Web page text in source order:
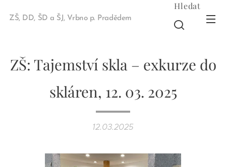
ZŠ, DD, ŠD a ŠJ, Vrbno p. Pradědem
Hledat
ZŠ: Tajemství skla – exkurze do
skláren, 12. 03. 2025
12.03.2025